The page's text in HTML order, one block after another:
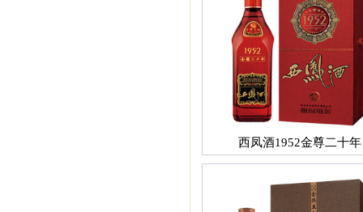
西凤酒1952金尊二十年